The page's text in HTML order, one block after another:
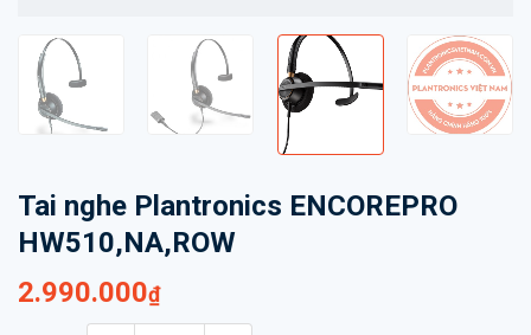
Tai nghe Plantronics ENCOREPRO
HW510,NA,ROW
2.990.000₫